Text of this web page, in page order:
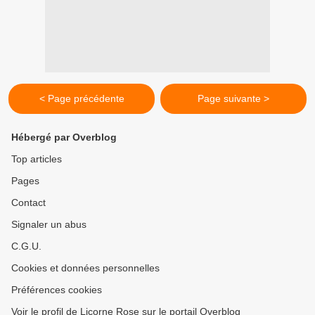
< Page précédente Page suivante >
Hébergé par Overblog
Top articles
Pages
Contact
Signaler un abus
C.G.U.
Cookies et données personnelles
Préférences cookies
Voir le profil de Licorne Rose sur le portail Overblog